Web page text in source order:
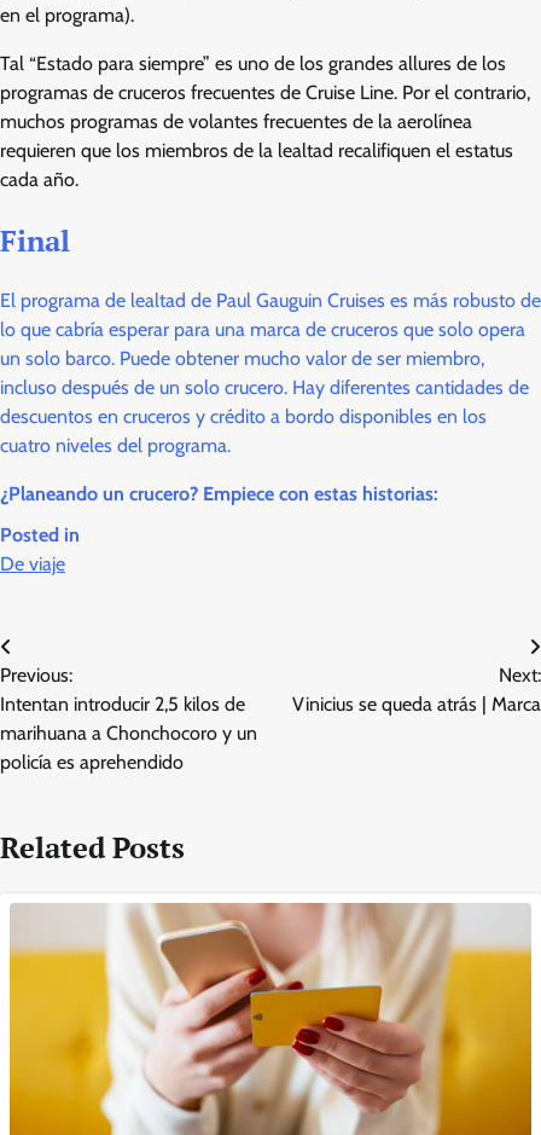
en el programa).
Tal “Estado para siempre” es uno de los grandes allures de los
programas de cruceros frecuentes de Cruise Line. Por el contrario,
muchos programas de volantes frecuentes de la aerolínea
requieren que los miembros de la lealtad recalifiquen el estatus
cada año.
Final
El programa de lealtad de Paul Gauguin Cruises es más robusto de
lo que cabría esperar para una marca de cruceros que solo opera
un solo barco. Puede obtener mucho valor de ser miembro,
incluso después de un solo crucero. Hay diferentes cantidades de
descuentos en cruceros y crédito a bordo disponibles en los
cuatro niveles del programa.
¿Planeando un crucero? Empiece con estas historias:
Posted in
De viaje
Post
navigation
Previous:
Intentan introducir 2,5 kilos de
marihuana a Chonchocoro y un
policía es aprehendido
Next:
Vinicius se queda atrás | Marca
Related Posts